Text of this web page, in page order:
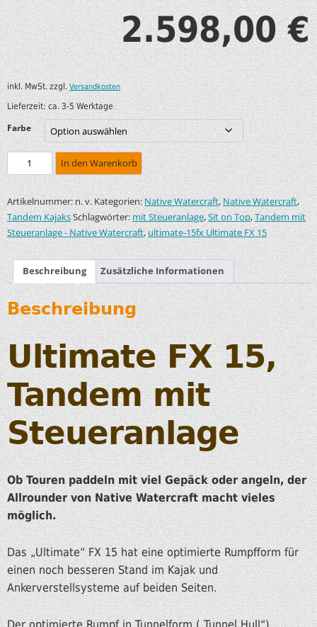
2.598,00€
inkl. MwSt. zzgl.Versandkosten
Lieferzeit:ca. 3-5 Werktage
Farbe
In den Warenkorb
Artikelnummer:n. v. Kategorien:Native Watercraft,Native Watercraft,
Tandem KajaksSchlagwörter:mit Steueranlage,Sit on Top,Tandem mit
Steueranlage - Native Watercraft,ultimate-15fx Ultimate FX 15
Beschreibung Zusätzliche Informationen
Beschreibung
Ultimate FX 15,
Tandem mit
Steueranlage
Ob Touren paddeln mit viel Gepäck oder angeln, der
Allrounder von Native Watercraft macht vieles
möglich.
Das „Ultimate“ FX 15 hat eine optimierte Rumpfform für
einen noch besseren Stand im Kajak und
Ankerverstellsysteme auf beiden Seiten.